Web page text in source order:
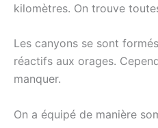
kilomètres. On trouve
Les canyons se sont
réactifs aux orages.
manquer.
On a équipé de manière